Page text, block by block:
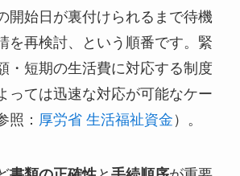
開始日が裏付けられるまで待機
を再検討、という順番です。緊
・短期の生活費に対応する制度
っては迅速な対応が可能なケー
照： 厚労省 生活福祉資金 ）。